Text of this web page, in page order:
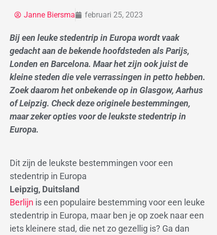
Janne Biersma februari 25, 2023
Bij een leuke stedentrip in Europa wordt vaak
gedacht aan de bekende hoofdsteden als Parijs,
Londen en Barcelona. Maar het zijn ook juist de
kleine steden die vele verrassingen in petto hebben.
Zoek daarom het onbekende op in Glasgow, Aarhus
of Leipzig. Check deze originele bestemmingen,
maar zeker opties voor de leukste stedentrip in
Europa.
Dit zijn de leukste bestemmingen voor een
stedentrip in Europa
Leipzig, Duitsland
Berlijn is een populaire bestemming voor een leuke
stedentrip in Europa, maar ben je op zoek naar een
iets kleinere stad, die net zo gezellig is? Ga dan